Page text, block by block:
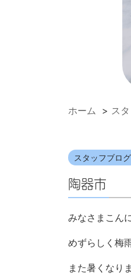
ホーム > ス
スタッフブログ
陶器市
みなさまこん
めずらしく梅
また暑くなり